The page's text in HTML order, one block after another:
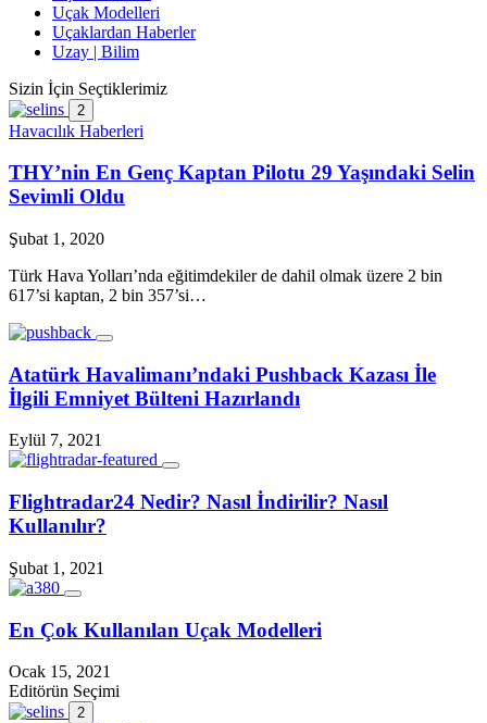
Uçak Modelleri
Uçaklardan Haberler
Uzay | Bilim
Sizin İçin Seçtiklerimiz
2
Havacılık Haberleri
THY’nin En Genç Kaptan Pilotu 29 Yaşındaki Selin
Sevimli Oldu
Şubat 1, 2020
Türk Hava Yolları’nda eğitimdekiler de dahil olmak üzere 2 bin
617’si kaptan, 2 bin 357’si…
Atatürk Havalimanı’ndaki Pushback Kazası İle
İlgili Emniyet Bülteni Hazırlandı
Eylül 7, 2021
Flightradar24 Nedir? Nasıl İndirilir? Nasıl
Kullanılır?
Şubat 1, 2021
En Çok Kullanılan Uçak Modelleri
Ocak 15, 2021
Editörün Seçimi
2